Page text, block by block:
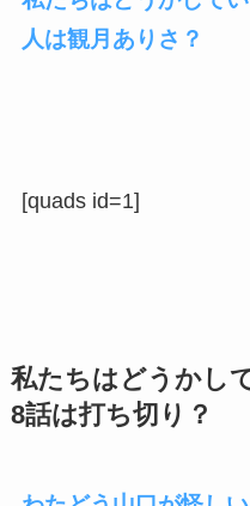
人は観月ありさ？
[quads id=1]
私たちはどうかし
8話は打ち切り？